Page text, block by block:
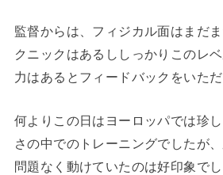
監督からは、フィジカル面はまだ
クニックはあるししっかりこのレ
力はあるとフィードバックをいただ
何よりこの日はヨーロッパでは珍
さの中でのトレーニングでしたが
問題なく動けていたのは好印象で